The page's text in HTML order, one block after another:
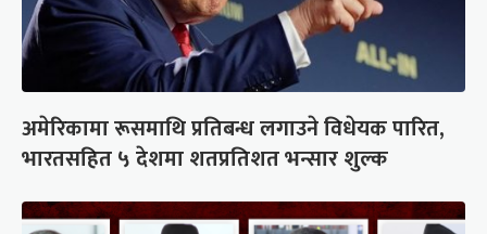
अमेरिकामा रूसमाथि प्रतिबन्ध लगाउने विधेयक पारित,
भारतसहित ५ देशमा शतप्रतिशत भन्सार शुल्क